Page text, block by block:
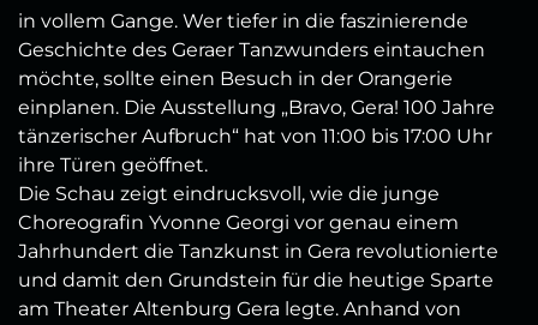
in vollem Gange. Wer tiefer in die faszinierende
Geschichte des Geraer Tanzwunders eintauchen
möchte, sollte einen Besuch in der Orangerie
einplanen. Die Ausstellung „Bravo, Gera! 100 Jahre
tänzerischer Aufbruch“ hat von 11:00 bis 17:00 Uhr
ihre Türen geöffnet.
Die Schau zeigt eindrucksvoll, wie die junge
Choreografin Yvonne Georgi vor genau einem
Jahrhundert die Tanzkunst in Gera revolutionierte
und damit den Grundstein für die heutige Sparte
am Theater Altenburg Gera legte. Anhand von